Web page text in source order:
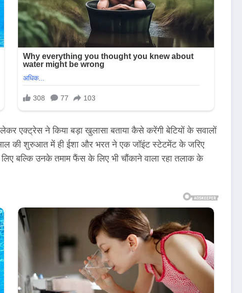
एक्ट्रेस ने किया बड़ा खुलासा बताया कैसे करेंगी बेटियों के सवालों
की शुरुआत में ही ईशा और भरत ने एक जॉइंट स्टेटमेंट के जरिए
बल्कि उनके तमाम फैंस के लिए भी चौंकाने वाला रहा तलाक के